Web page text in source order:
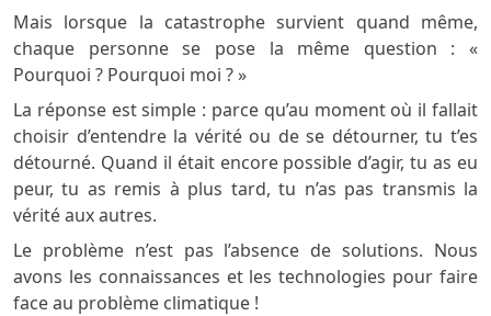
Mais lorsque la catastrophe survient quand même,
chaque personne se pose la même question : «
Pourquoi ? Pourquoi moi ? »
La réponse est simple : parce qu’au moment où il fallait
choisir d’entendre la vérité ou de se détourner, tu t’es
détourné. Quand il était encore possible d’agir, tu as eu
peur, tu as remis à plus tard, tu n’as pas transmis la
vérité aux autres.
Le problème n’est pas l’absence de solutions. Nous
avons les connaissances et les technologies pour faire
face au problème climatique !